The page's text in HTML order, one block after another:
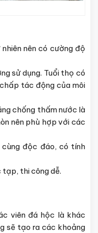
nên có cường độ
sử dụng. Tuổi thọ có
tác động của môi
chống thấm nước là
nên phù hợp với các
độc đáo, có tính
tạp, thi công dễ.
viên đá hộc là khác
sẽ tạo ra các khoảng